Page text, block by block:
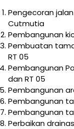
Pengecoran jalan
Cutmutia
Pembangunan
Pembuatan
RT 05
Pembangunan
dan RT 05
Pembangunan
Pembangunan
Pembangunan
Perbaikan